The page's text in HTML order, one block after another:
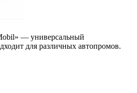
— универсальный
для различных автопромов.